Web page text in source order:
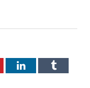
LinkedInTumblr